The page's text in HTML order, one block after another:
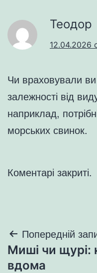
Теодор
12.04.2026
Чи враховували ви
залежності від
наприклад,
морських свинок.
Коментарі закриті.
Навігація
записів
Попередній
Миші чи щурі:
вдома